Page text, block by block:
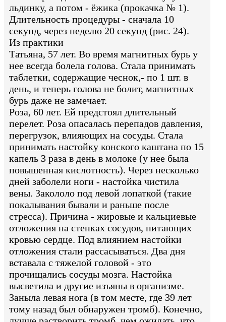
льдинку, а потом - ёжика (прокачка № 1).
Длительность процедуры - сначала 10
секунд, через неделю 20 секунд (рис. 24).
Из практики
Татьяна, 57 лет. Во время магнитных бурь у
нее всегда болела голова. Стала принимать
таблетки, содержащие чеснок,- по 1 шт. в
день, и теперь голова не болит, магнитных
бурь даже не замечает.
Роза, 60 лет. Ей предстоял длительный
перелет. Роза опасалась перепадов давления,
перегрузок, влияющих на сосуды. Стала
принимать настойку конского каштана по 15
капель 3 раза в день в молоке (у нее была
повышенная кислотность). Через несколько
дней заболели ноги - настойка чистила
вены. Закололо под левой лопаткой (такие
покалывания бывали и раньше после
стресса). Причина - жировые и кальциевые
отложения на стенках сосудов, питающих
кровью сердце. Под влиянием настойки
отложения стали рассасываться. Два дня
вставала с тяжелой головой - это
прочищались сосуды мозга. Настойка
высветила и другие изъяны в организме.
Заныла левая нога (в том месте, где 39 лет
тому назад был обнаружен тромб). Конечно,